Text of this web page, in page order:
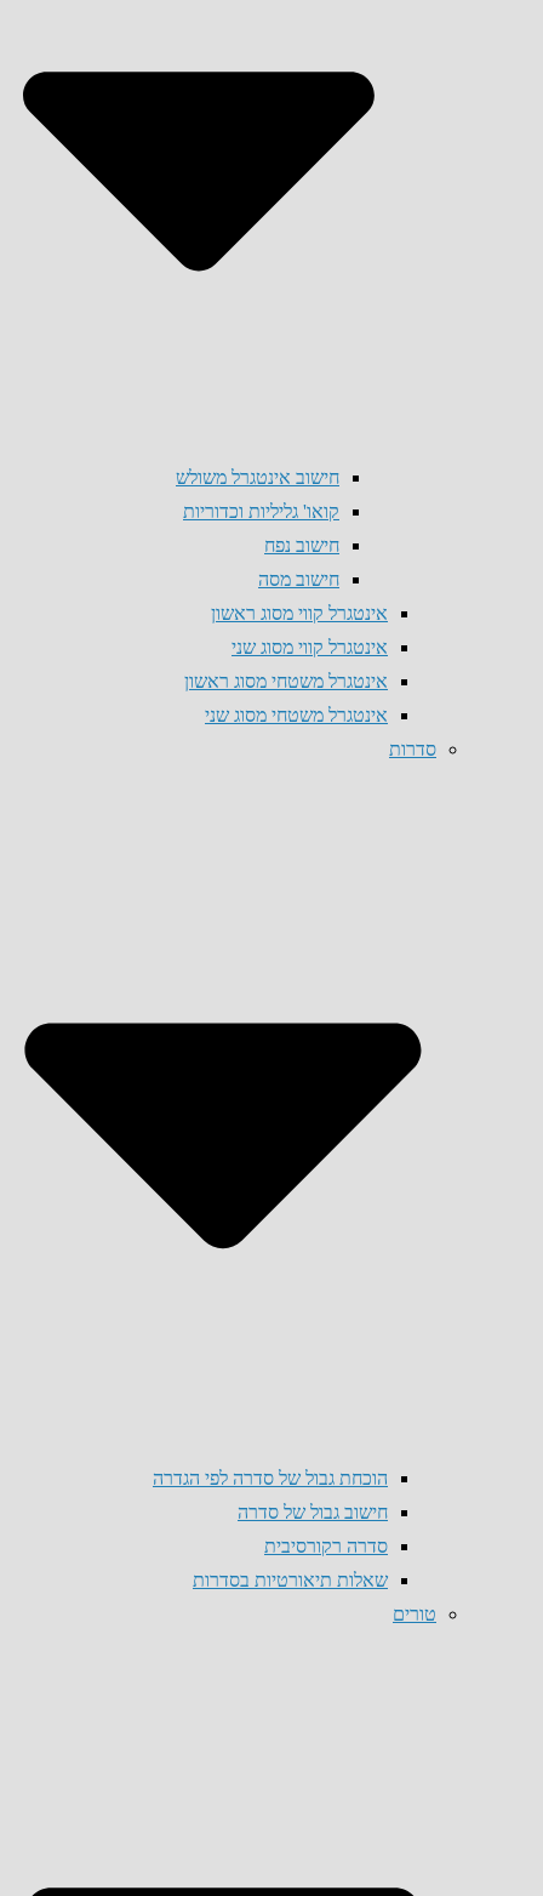
חישוב אינטגרל משולש
קואו' גליליות וכדוריות
חישוב נפח
חישוב מסה
אינטגרל קווי מסוג ראשון
אינטגרל קווי מסוג שני
אינטגרל משטחי מסוג ראשון
אינטגרל משטחי מסוג שני
סדרות
הוכחת גבול של סדרה לפי הגדרה
חישוב גבול של סדרה
סדרה רקורסיבית
שאלות תיאורטיות בסדרות
טורים